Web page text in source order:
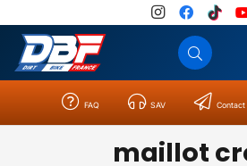
FAQ SAV Contact
maillot
Catégories Résultats